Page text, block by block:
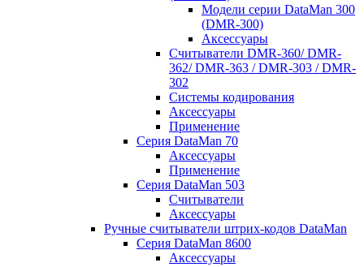
Модели серии DataMan 300
(DMR-300)
Аксессуары
Считыватели DMR-360/ DMR-
362/ DMR-363 / DMR-303 / DMR-
302
Системы кодирования
Аксессуары
Применение
Серия DataMan 70
Аксессуары
Применение
Серия DataMan 503
Считыватели
Аксессуары
Ручные считыватели штрих-кодов DataMan
Серия DataMan 8600
Аксессуары